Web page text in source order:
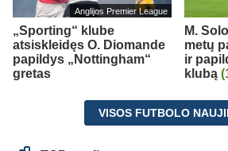
Anglijos Premier League
„Sporting“ klube
atsiskleidęs O. Diomande
papildys „Nottingham“
gretas
M.
metų
ir
klubą
VISOS FUTBOLO